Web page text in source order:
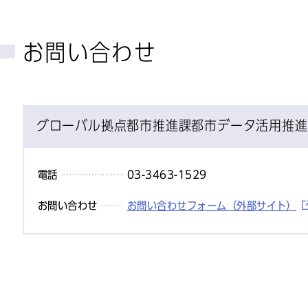
お問い合わせ
グローバル拠点都市推進課都市データ活用推
電話 03-3463-1529
お問い合わせ お問い合わせフォーム（外部サイト）